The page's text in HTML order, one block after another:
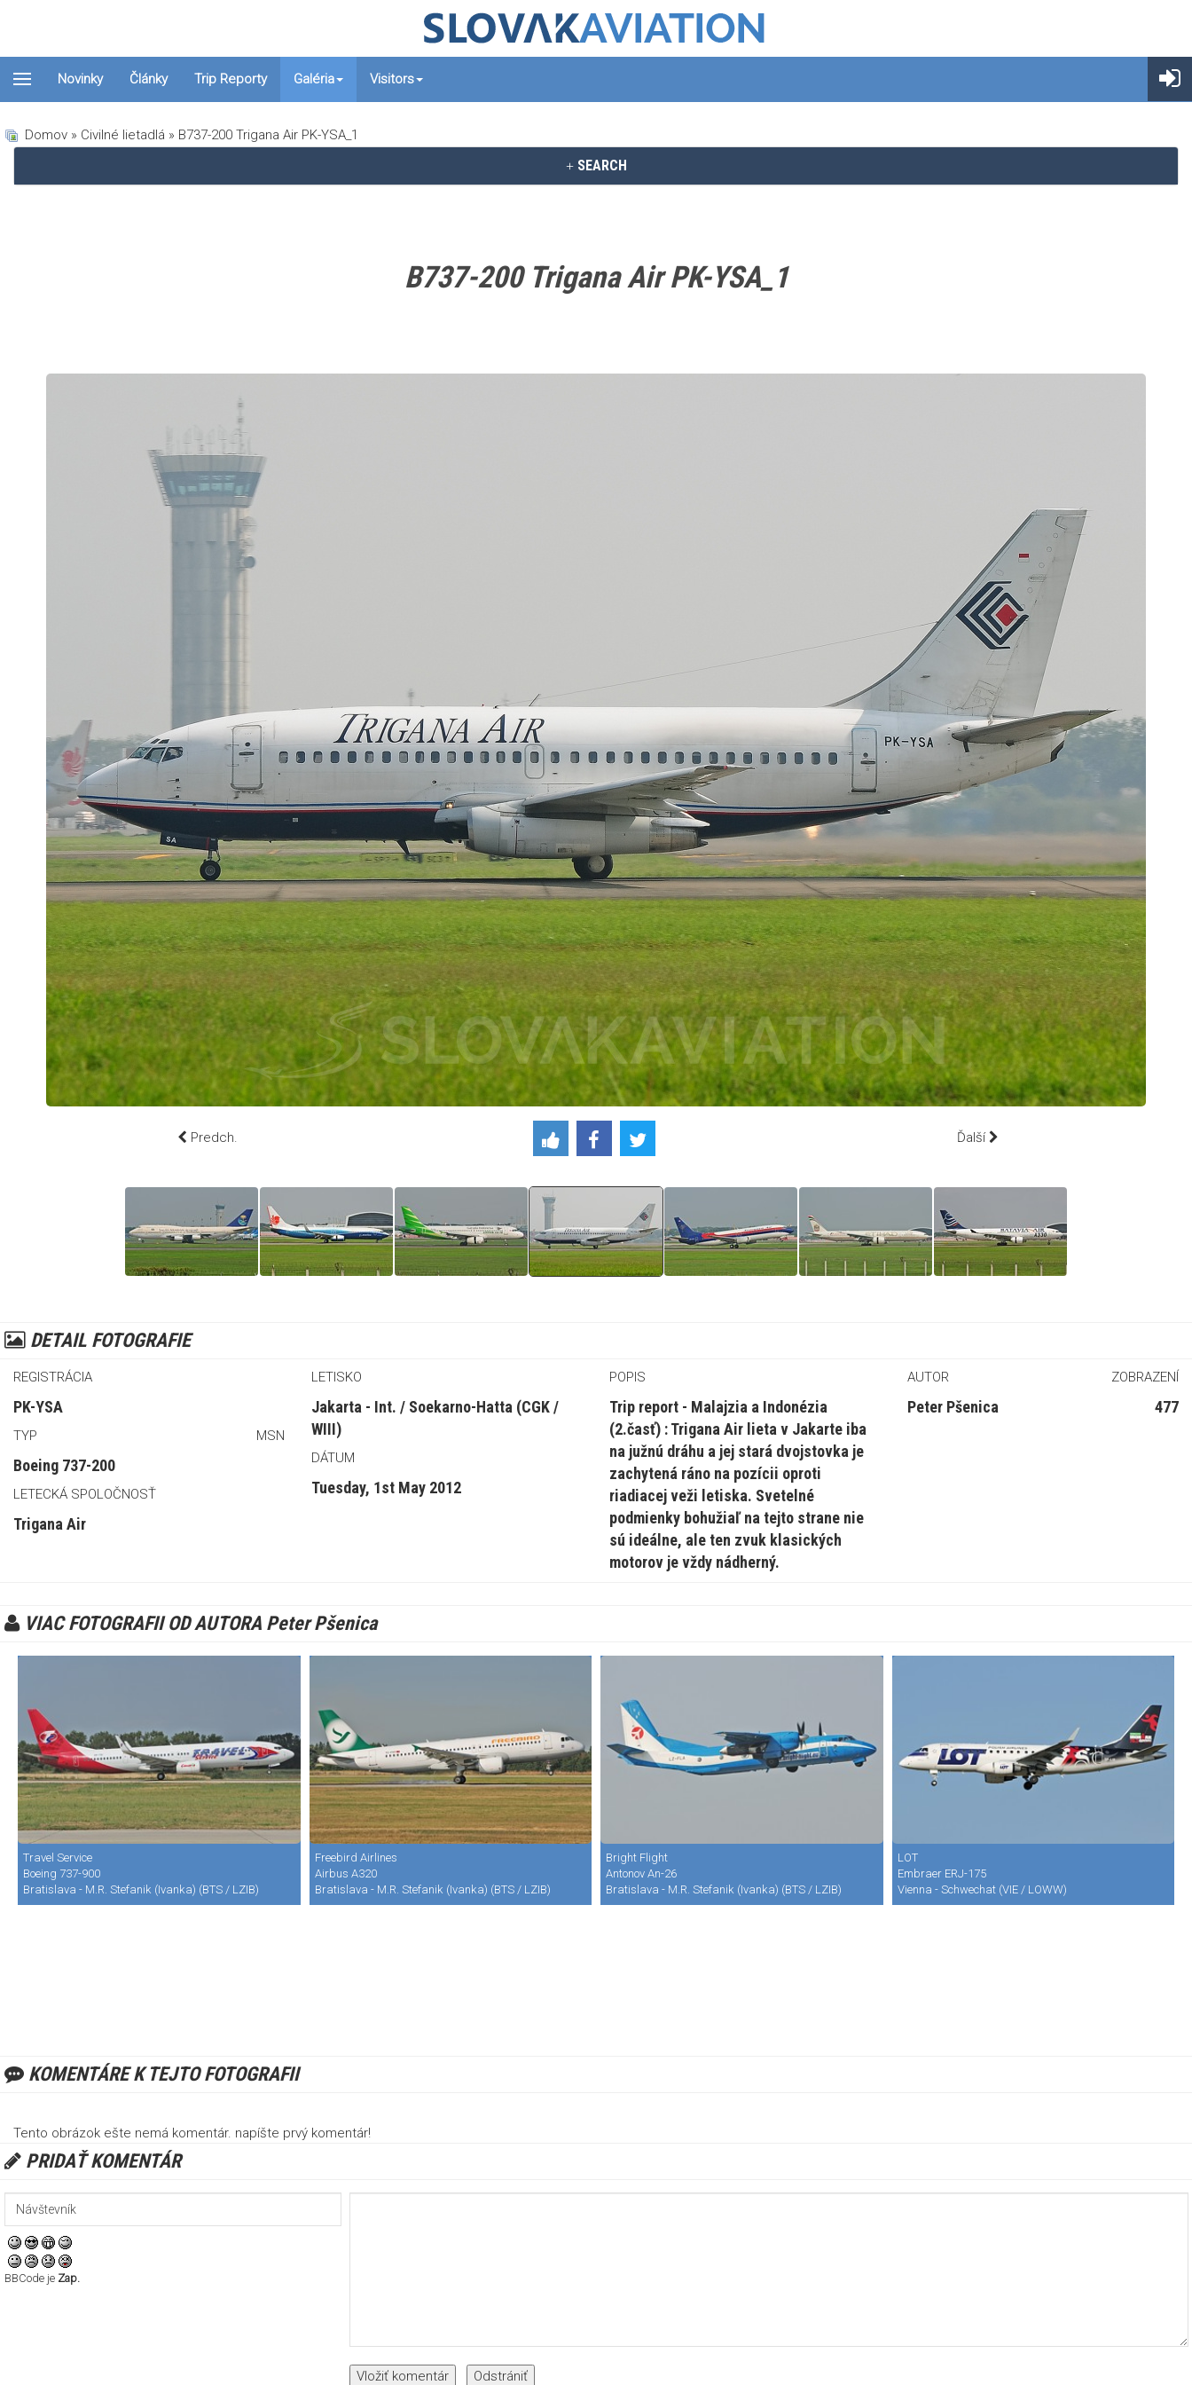
Novinky Články Trip Reporty Galéria Visitors
Domov » Civilné lietadlá » B737-200 Trigana Air PK-YSA_1
SEARCH
B737-200 Trigana Air PK-YSA_1
Predch. Ďalší
DETAIL FOTOGRAFIE
REGISTRÁCIA
PK-YSA
TYP MSN
Boeing 737-200
LETECKÁ SPOLOČNOSŤ
Trigana Air
LETISKO
Jakarta - Int. / Soekarno-Hatta (CGK /
WIII)
DÁTUM
Tuesday, 1st May 2012
POPIS
Trip report - Malajzia a Indonézia
(2.časť) : Trigana Air lieta v Jakarte iba
na južnú dráhu a jej stará dvojstovka je
zachytená ráno na pozícii oproti
riadiacej veži letiska. Svetelné
podmienky bohužiaľ na tejto strane nie
sú ideálne, ale ten zvuk klasických
motorov je vždy nádherný.
AUTOR ZOBRAZENÍ
Peter Pšenica 477
VIAC FOTOGRAFII OD AUTORA Peter Pšenica
Travel Service
Boeing 737-900
Bratislava - M.R. Stefanik (Ivanka) (BTS / LZIB)
Freebird Airlines
Airbus A320
Bratislava - M.R. Stefanik (Ivanka) (BTS / LZIB)
Bright Flight
Antonov An-26
Bratislava - M.R. Stefanik (Ivanka) (BTS / LZIB)
LOT
Embraer ERJ-175
Vienna - Schwechat (VIE / LOWW)
KOMENTÁRE K TEJTO FOTOGRAFII
Tento obrázok ešte nemá komentár. napíšte prvý komentár!
PRIDAŤ KOMENTÁR
BBCode je Zap.